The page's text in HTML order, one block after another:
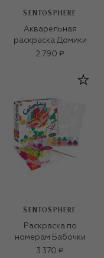
SENTOSPHERE
Акварельная
раскраска Домики
2 790 ₽
SENTOSPHERE
Раскраска по
номерам Бабочки
3 370 ₽